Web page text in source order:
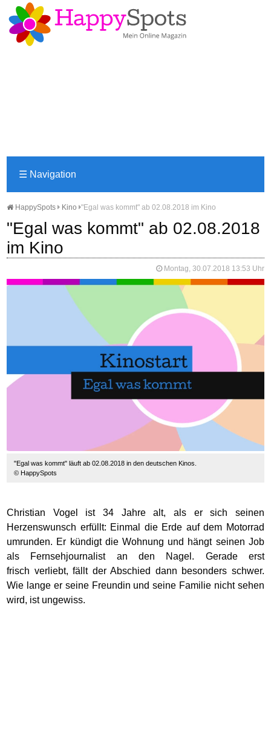
☰ Navigation
HappySpots Kino "Egal was kommt" ab 02.08.2018 im Kino
"Egal was kommt" ab 02.08.2018
im Kino
Montag, 30.07.2018 13:53 Uhr
"Egal was kommt" läuft ab 02.08.2018 in den deutschen Kinos.
© HappySpots
Christian Vogel ist 34 Jahre alt, als er sich seinen
Herzenswunsch erfüllt: Einmal die Erde auf dem Motorrad
umrunden. Er kündigt die Wohnung und hängt seinen Job
als Fernsehjournalist an den Nagel. Gerade erst
frisch verliebt, fällt der Abschied dann besonders schwer.
Wie lange er seine Freundin und seine Familie nicht sehen
wird, ist ungewiss.